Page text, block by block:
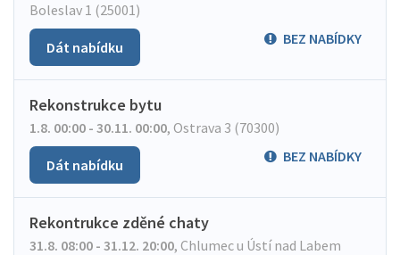
Boleslav 1 (25001)
BEZ NABÍDKY
Dát nabídku
Rekonstrukce bytu
1.8. 00:00 - 30.11. 00:00, Ostrava 3 (70300)
BEZ NABÍDKY
Dát nabídku
Rekontrukce zděné chaty
31.8. 08:00 - 31.12. 20:00, Chlumec u Ústí nad Labem